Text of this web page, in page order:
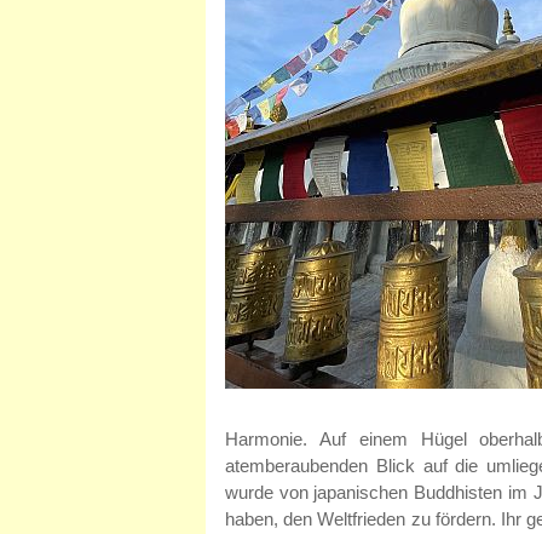
Harmonie. Auf einem Hügel
atemberaubenden Blick auf die
wurde von japanischen Buddhisten im
haben, den Weltfrieden zu fördern. Ihr